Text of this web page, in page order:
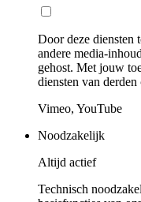
Door deze diensten
andere media-
gehost. Met jouw
diensten van derden
Vimeo, YouTube
Noodzakelijk
Altijd actief
Technisch